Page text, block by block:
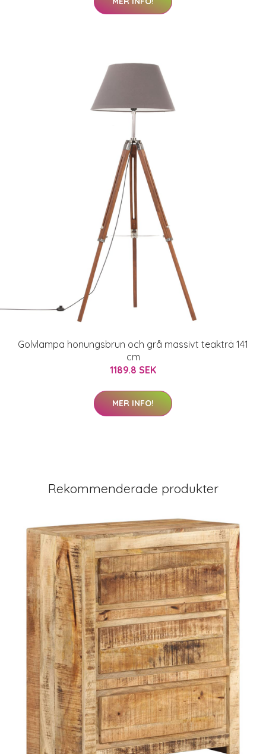
Golvlampa honungsbrun och grå massivt teakträ 141
cm
1189.8 SEK
MER INFO!
Rekommenderade produkter